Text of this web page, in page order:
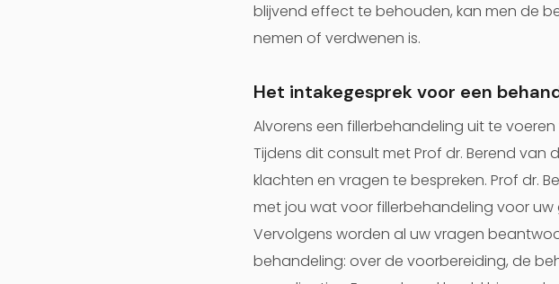
blijvend effect te behouden, kan men de
nemen of verdwenen is.
Het intakegesprek voor een
Alvorens een fillerbehandeling uit te
Tijdens dit consult met Prof dr. Berend van
klachten en vragen te bespreken. Prof dr.
met jou wat voor fillerbehandeling voor
Vervolgens worden al uw vragen
behandeling: over de voorbereiding, de